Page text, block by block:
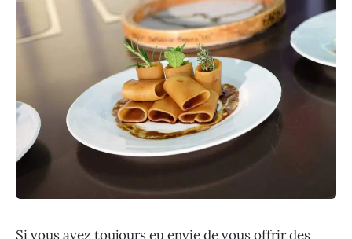
Si vous avez toujours eu envie de vous offrir des